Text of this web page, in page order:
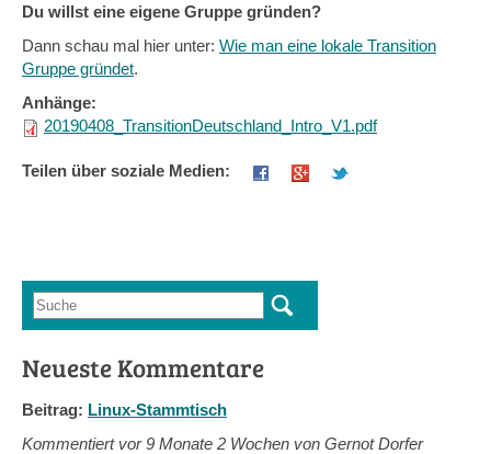
Du willst eine eigene Gruppe gründen?
Dann schau mal hier unter: Wie man eine lokale Transition
Gruppe gründet.
Anhänge:
20190408_TransitionDeutschland_Intro_V1.pdf
Teilen über soziale Medien:
Suchformular
Suche
Neueste Kommentare
Beitrag: Linux-Stammtisch
Kommentiert vor9 Monate 2 Wochen von Gernot Dorfer